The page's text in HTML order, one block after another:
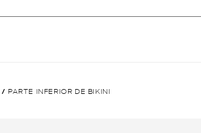
/ PARTE INFERIOR DE BIKINI